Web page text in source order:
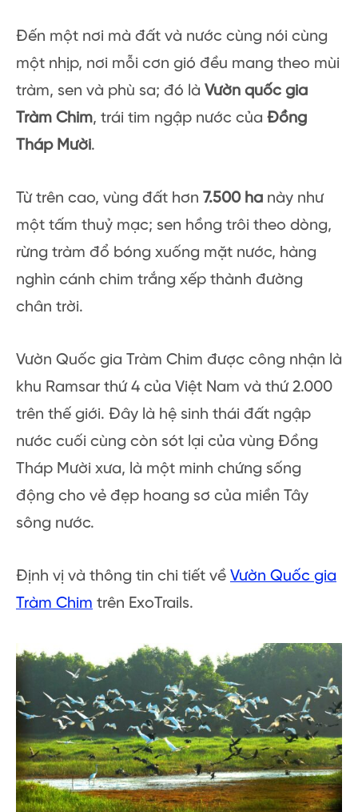
Đến một nơi mà đất và nước cùng nói cùng
một nhịp, nơi mỗi cơn gió đều mang theo mùi
tràm, sen và phù sa; đó là Vườn quốc gia
Tràm Chim, trái tim ngập nước của Đồng
Tháp Mười.
Từ trên cao, vùng đất hơn 7.500 ha này như
một tấm thuỷ mạc; sen hồng trôi theo dòng,
rừng tràm đổ bóng xuống mặt nước, hàng
nghìn cánh chim trắng xếp thành đường
chân trời.
Vườn Quốc gia Tràm Chim được công nhận là
khu Ramsar thứ 4 của Việt Nam và thứ 2.000
trên thế giới. Đây là hệ sinh thái đất ngập
nước cuối cùng còn sót lại của vùng Đồng
Tháp Mười xưa, là một minh chứng sống
động cho vẻ đẹp hoang sơ của miền Tây
sông nước.
Định vị và thông tin chi tiết về Vườn Quốc gia
Tràm Chim trên ExoTrails.